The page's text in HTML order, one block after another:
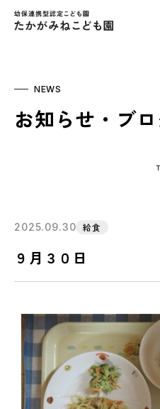
幼保連
NEWS
お知らせ・ブ
2025.09.30 給食
９月３０日